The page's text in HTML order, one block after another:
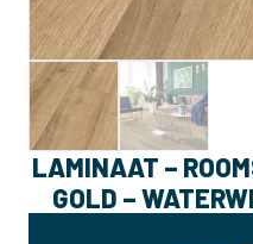
LAMINAAT –
GOLD –